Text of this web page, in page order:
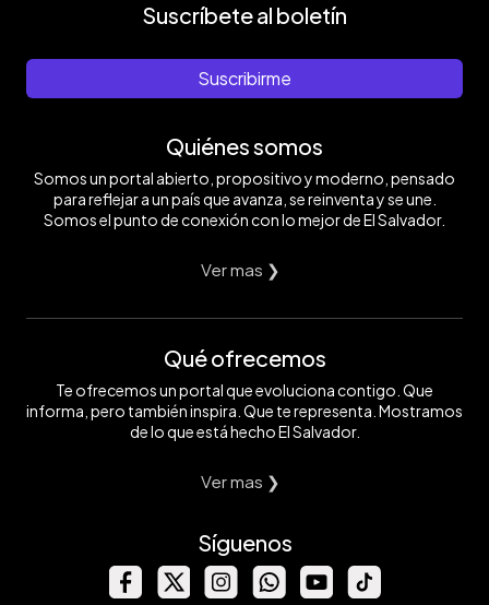
Suscríbete al boletín
Suscribirme
Quiénes somos
Somos un portal abierto, propositivo y moderno, pensado
para reflejar a un país que avanza, se reinventa y se une.
Somos el punto de conexión con lo mejor de El Salvador.
Ver mas ❯
Qué ofrecemos
Te ofrecemos un portal que evoluciona contigo. Que
informa, pero también inspira. Que te representa. Mostramos
de lo que está hecho El Salvador.
Ver mas ❯
Síguenos